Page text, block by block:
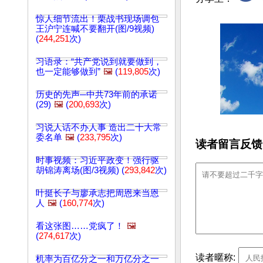
惊人细节流出！栗战书现场调包
王沪宁连喊不要翻开(图/9视频)
(244,251次)
习语录：“共产党说到就要做到，
也一定能够做到” 🖼️ (119,805次)
历史的先声─中共73年前的承诺
(29) 🖼️ (200,693次)
习说人话不办人事 造出二十大常
委名单 🖼️ (233,795次)
时事视频：习近平政变！强行驱
胡锦涛离场(图/3视频) (293,842次)
叶挺长子与廖承志把周恩来当恩
人 🖼️ (160,774次)
看这张图……党疯了！
🖼️
(274,617次)
机率为百亿分之一和万亿分之一
读者留言反
读者暱称: